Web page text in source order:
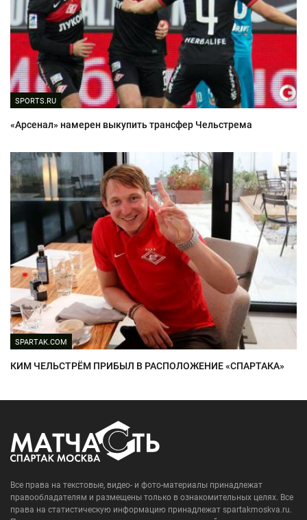
SPORTS.RU
«Арсенал» намерен выкупить трансфер Чельстрема
SPARTAK.COM
КИМ ЧЕЛЬСТРЁМ ПРИБЫЛ В РАСПОЛОЖЕНИЕ «СПАРТАКА»
Все права на текстовые, видео- и фото-материалы принадлежат
правообладателям и размещены только в ознакомительных целях. Все
права на статистическую информацию принадлежат spartakmoskva.ru.